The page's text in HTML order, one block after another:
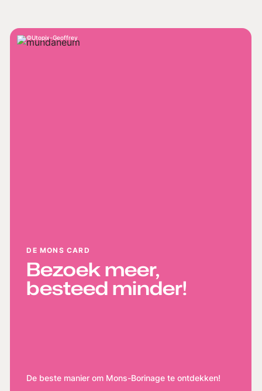
DE MONS CARD
Bezoek meer,
besteed minder!
Utopix-Geoffrey
De beste manier om Mons-Borinage te ontdekken!